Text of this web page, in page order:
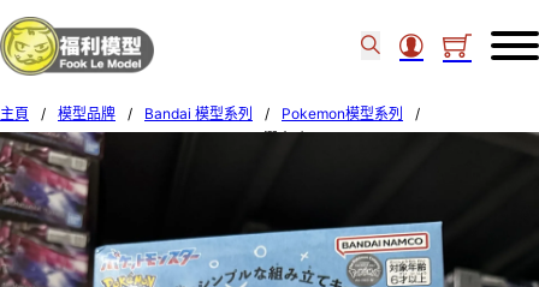
主頁 / 模型品牌 / Bandai 模型系列 / Pokemon模型系列
/
BANDAI POKEMON PLAMO QUICK! 19 潤水鴨 66697